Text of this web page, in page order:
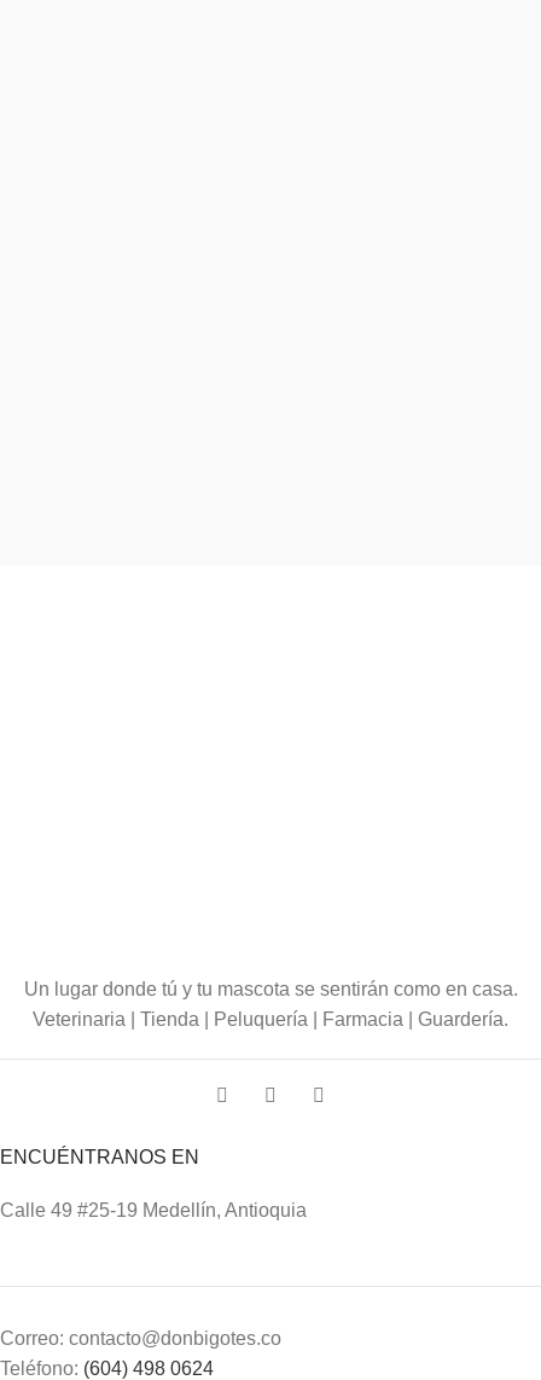
Un lugar donde tú y tu mascota se sentirán como en casa.
Veterinaria | Tienda | Peluquería | Farmacia | Guardería.
ENCUÉNTRANOS EN
Calle 49 #25-19 Medellín, Antioquia
Correo: contacto@donbigotes.co
Teléfono: (604) 498 0624